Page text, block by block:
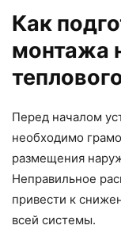
Как
монтажа
Перед началом
необходимо
размещения
Неправильное
привести к
всей системы.